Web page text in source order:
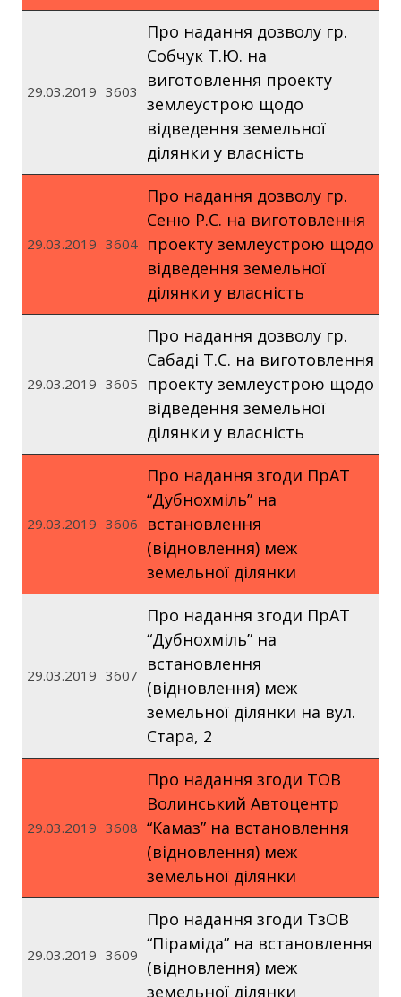
29.03.2019 3603
Про надання дозволу гр.
Собчук Т.Ю. на
виготовлення проекту
землеустрою щодо
відведення земельної
ділянки у власність
29.03.2019 3604
Про надання дозволу гр.
Сеню Р.С. на виготовлення
проекту землеустрою щодо
відведення земельної
ділянки у власність
29.03.2019 3605
Про надання дозволу гр.
Сабаді Т.С. на виготовлення
проекту землеустрою щодо
відведення земельної
ділянки у власність
29.03.2019 3606
Про надання згоди ПрАТ
“Дубнохміль” на
встановлення
(відновлення) меж
земельної ділянки
29.03.2019 3607
Про надання згоди ПрАТ
“Дубнохміль” на
встановлення
(відновлення) меж
земельної ділянки на вул.
Стара, 2
29.03.2019 3608
Про надання згоди ТОВ
Волинський Автоцентр
“Камаз” на встановлення
(відновлення) меж
земельної ділянки
29.03.2019 3609
Про надання згоди ТзОВ
“Піраміда” на встановлення
(відновлення) меж
земельної ділянки